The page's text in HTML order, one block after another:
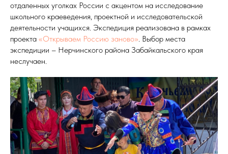
отдаленных уголках России с акцентом на исследование
школьного краеведения, проектной и исследовательской
деятельности учащихся. Экспедиция реализована в рамках
проекта «Открываем Россию заново». Выбор места
экспедиции – Нерчинского района Забайкальского края
неслучаен.